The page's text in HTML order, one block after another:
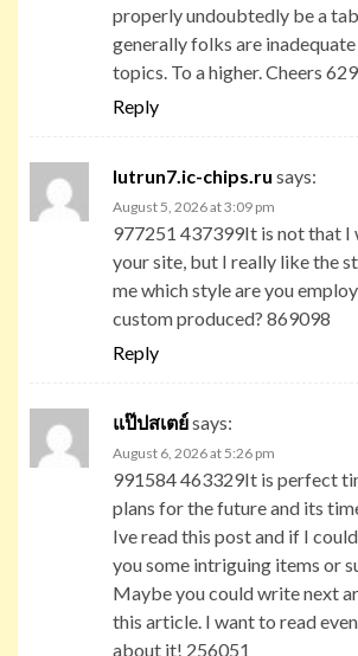
properly undoubtedly be a
generally folks are
topics. To a higher. Cheers
Reply
lutrun7.ic-chips.ru says:
August 5, 2026 at 3:09 pm
977251 437399It is not that I
your site, but I really like the
me which style are you
custom produced? 869098
Reply
แป๊ปสเตย์says:
August 6, 2026 at 5:26 pm
991584 463329It is perfect
plans for the future and its
Ive read this post and if I
you some intriguing items or
Maybe you could write next
this article. I want to read
about it! 256051